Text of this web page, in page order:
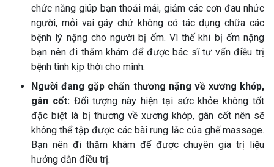
chức năng giúp bạn thoải mái, giảm các cơn đau nhức
người, mỏi vai gáy chứ không có tác dụng chữa các
bệnh lý nặng cho người bị ốm. Vì thế khi bị ốm nặng
bạn nên đi thăm khám để được bác sĩ tư vấn điều trị
bệnh tình kịp thời cho mình.
Người đang gặp chấn thương nặng về xương khớp,
gân cốt: Đối tượng này hiện tại sức khỏe không tốt
đặc biệt là bị thương về xương khớp, gân cốt nên sẽ
không thể tập được các bài rung lắc của ghế massage.
Bạn nên đi thăm khám để được chuyên gia trị liệu
hướng dẫn điều trị.